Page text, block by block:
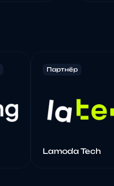
Партнёр
Lamoda Tech